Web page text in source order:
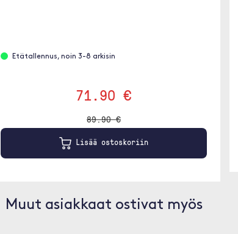
Etätallennus, noin 3-8 arkisin
71.90 €
89.90 €
Lisää ostoskoriin
Muut asiakkaat ostivat myös